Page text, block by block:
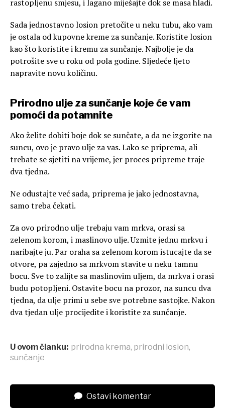
rastopljenu smjesu, i lagano miješajte dok se masa hladi.
Sada jednostavno losion pretočite u neku tubu, ako vam
je ostala od kupovne kreme za sunčanje. Koristite losion
kao što koristite i kremu za sunčanje. Najbolje je da
potrošite sve u roku od pola godine. Sljedeće ljeto
napravite novu količinu.
Prirodno ulje za sunčanje koje će vam
pomoći da potamnite
Ako želite dobiti boje dok se sunčate, a da ne izgorite na
suncu, ovo je pravo ulje za vas. Lako se priprema, ali
trebate se sjetiti na vrijeme, jer proces pripreme traje
dva tjedna.
Ne odustajte već sada, priprema je jako jednostavna,
samo treba čekati.
Za ovo prirodno ulje trebaju vam mrkva, orasi sa
zelenom korom, i maslinovo ulje. Uzmite jednu mrkvu i
naribajte ju. Par oraha sa zelenom korom istucajte da se
otvore, pa zajedno sa mrkvom stavite u neku tamnu
bocu. Sve to zalijte sa maslinovim uljem, da mrkva i orasi
budu potopljeni. Ostavite bocu na prozor, na suncu dva
tjedna, da ulje primi u sebe sve potrebne sastojke. Nakon
dva tjedan ulje procijedite i koristite za sunčanje.
U ovom članku: prirodna krema, prirodni losion,
sunčanje
Ostavi komentar